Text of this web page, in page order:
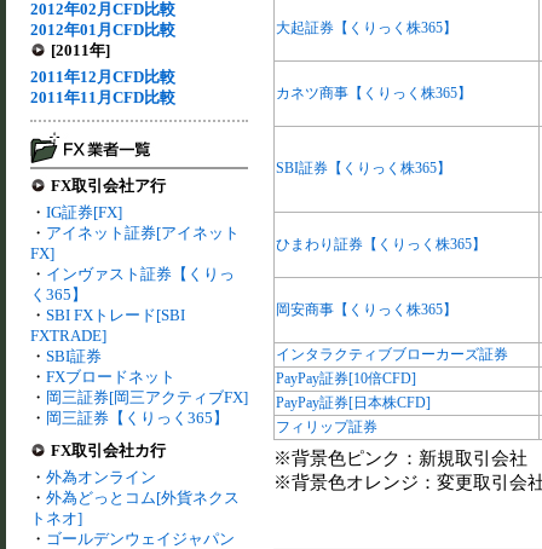
2012年02月CFD比較
2012年01月CFD比較
[2011年]
2011年12月CFD比較
2011年11月CFD比較
FX取引会社ア行
・ IG証券[FX]
・ アイネット証券[アイネット
FX]
・ インヴァスト証券【くりっ
く365】
・ SBI FXトレード[SBI
FXTRADE]
・ SBI証券
・ FXブロードネット
・ 岡三証券[岡三アクティブFX]
・ 岡三証券【くりっく365】
FX取引会社カ行
・ 外為オンライン
・ 外為どっとコム[外貨ネクス
トネオ]
・ ゴールデンウェイジャパン
大起証券【くりっく株365】
カネツ商事【くりっく株365】
SBI証券【くりっく株365】
ひまわり証券【くりっく株365】
岡安商事【くりっく株365】
インタラクティブブローカーズ証券
PayPay証券[10倍CFD]
PayPay証券[日本株CFD]
フィリップ証券
※背景色ピンク：新規取引会社
※背景色オレンジ：変更取引会